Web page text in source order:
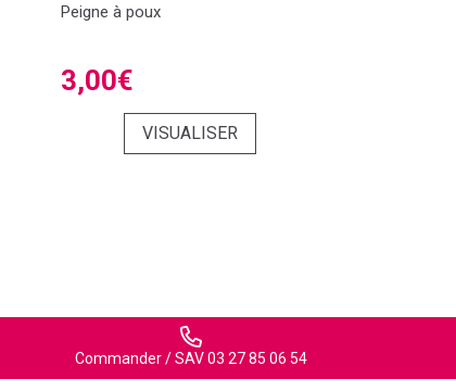
Peigne à poux
3,00€
VISUALISER
Commander / SAV 03 27 85 06 54